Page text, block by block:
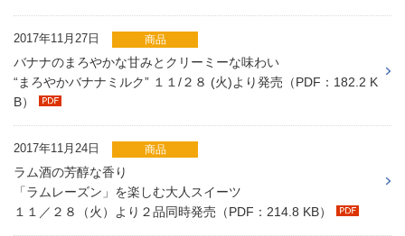
2017年11月27日 商品
バナナのまろやかな甘みとクリーミーな味わい
“まろやかバナナミルク” １１/２８ (火)より発売（PDF：182.2 K
B）
2017年11月24日 商品
ラム酒の芳醇な香り
「ラムレーズン」を楽しむ大人スイーツ
１１／２８（火）より２品同時発売（PDF：214.8 KB）